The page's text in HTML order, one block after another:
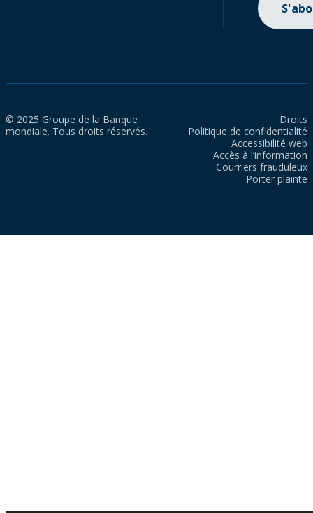
© 2025 Groupe de la Banque
mondiale. Tous droits réservés.
Droits
Politique de confidentialité
Accessibilité web
Accès à l’information
Courriers frauduleux
Porter plainte